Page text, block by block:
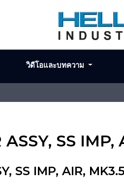
SS
SS IMP, AIR,
วิดีโอและบทความ